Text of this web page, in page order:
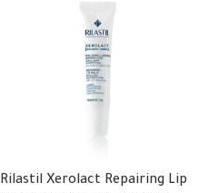
Rilastil Xerolact Repairing Lip